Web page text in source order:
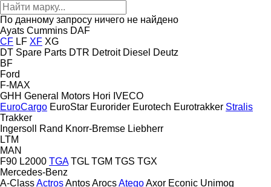
По данному запросу ничего не найдено
Ayats Cummins DAF
CF LF XF XG
DT Spare Parts DTR Detroit Diesel Deutz
BF
Ford
F-MAX
GHH General Motors Hori IVECO
EuroCargo EuroStar Eurorider Eurotech Eurotrakker Stralis
Trakker
Ingersoll Rand Knorr-Bremse Liebherr
LTM
MAN
F90 L2000 TGA TGL TGM TGS TGX
Mercedes-Benz
A-ClassActrosAntosArocsAtegoAxor Econic Unimog